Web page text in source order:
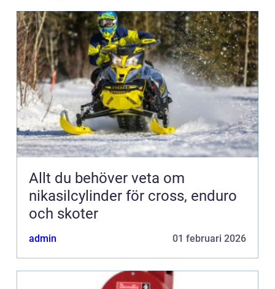
Allt du behöver veta om
nikasilcylinder för cross, enduro
och skoter
admin 01 februari 2026